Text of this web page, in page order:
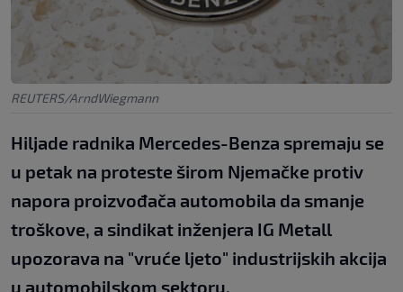
REUTERS/ArndWiegmann
Hiljade radnika Mercedes-Benza spremaju se
u petak na proteste širom Njemačke protiv
napora proizvođača automobila da smanje
troškove, a sindikat inženjera IG Metall
upozorava na "vruće ljeto" industrijskih akcija
u automobilskom sektoru.